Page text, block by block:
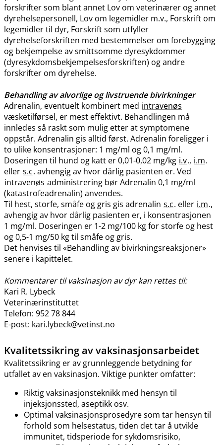
forskrifter som blant annet Lov om veterinærer og annet
dyrehelsepersonell, Lov om legemidler m.v., Forskrift om
legemidler til dyr, Forskrift som utfyller
dyrehelseforskriften med bestemmelser om forebygging
og bekjempelse av smittsomme dyresykdommer
(dyresykdomsbekjempelsesforskriften) og andre
forskrifter om dyrehelse.
Behandling av alvorlige og livstruende bivirkninger
Adrenalin, eventuelt kombinert med intravenøs
væsketilførsel, er mest effektivt. Behandlingen må
innledes så raskt som mulig etter at symptomene
oppstår. Adrenalin gis alltid først. Adrenalin foreligger i
to ulike konsentrasjoner: 1 mg/ml og 0,1 mg​/​ml.
Doseringen til hund og katt er 0,01-0,02 mg/kg i.v., i.m.
eller s.c. avhengig av hvor dårlig pasienten er. Ved
intravenøs administrering bør Adrenalin 0,1 mg/ml
(katastrofeadrenalin) anvendes.
Til hest, storfe, småfe og gris gis adrenalin s.c. eller i.m.,
avhengig av hvor dårlig pasienten er, i konsentrasjonen
1 mg​/​ml. Doseringen er 1-2 mg/100 kg for storfe og hest
og 0,5-1 mg/50 kg til småfe og gris.
Det henvises til «Behandling av bivirkningsreaksjoner»
senere i kapittelet.
Kommentarer til vaksinasjon av dyr kan rettes til:
Kari R. Lybeck
Veterinærinstituttet
Telefon: 952 78 844
E-post: kari.lybeck@vetinst.no
Kvalitetssikring av vaksinasjonsarbeidet
Kvalitetssikring er av grunnleggende betydning for
utfallet av en vaksinasjon. Viktige punkter omfatter:
Riktig vaksinasjonsteknikk med hensyn til
injeksjonssted, aseptikk osv.
Optimal vaksinasjonsprosedyre som tar hensyn til
forhold som helsestatus, tiden det tar å utvikle
immunitet, tidsperiode for sykdomsrisiko,